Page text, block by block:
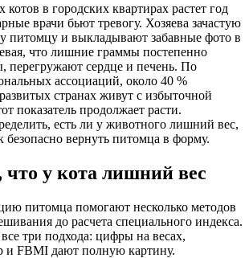
в городских квартирах растет год
врачи бьют тревогу. Хозяева зачастую
питомцу и выкладывают забавные фото в
что лишние граммы постепенно
перегружают сердце и печень. По
ассоциаций, около 40 %
странах живут с избыточной
показатель продолжает расти.
есть ли у животного лишний вес,
безопасно вернуть питомца в форму.
у кота лишний вес
питомца помогают несколько методов
до расчета специального индекса.
три подхода: цифры на весах,
и FBMI дают полную картину.